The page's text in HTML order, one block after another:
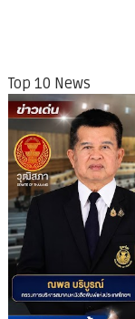
Top 10 News